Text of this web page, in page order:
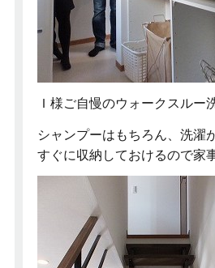
Ｉ様ご自慢のウォークスルー
シャンプーはもちろん、洗濯
すぐに収納しておけるので家